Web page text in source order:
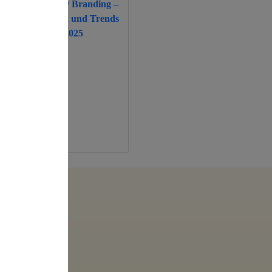
Employer Branding –
Definition und Trends
2025